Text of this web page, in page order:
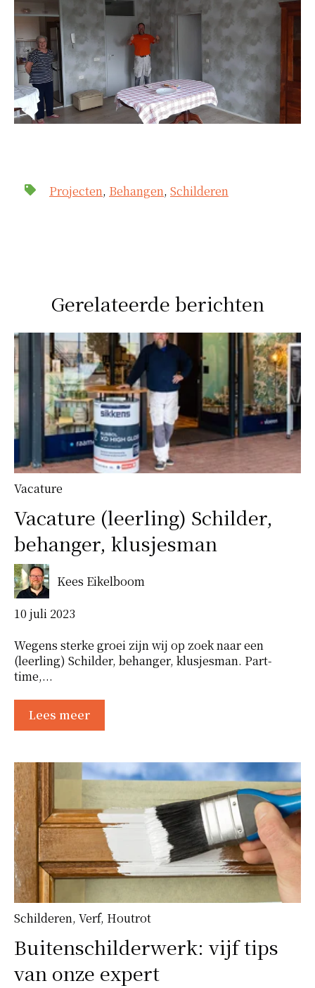
Projecten, Behangen, Schilderen
Gerelateerde berichten
Vacature
Vacature (leerling) Schilder,
behanger, klusjesman
Kees Eikelboom
10 juli 2023
Wegens sterke groei zijn wij op zoek naar een
(leerling) Schilder, behanger, klusjesman. Part-
time,...
Lees meer
Schilderen, Verf, Houtrot
Buitenschilderwerk: vijf tips
van onze expert